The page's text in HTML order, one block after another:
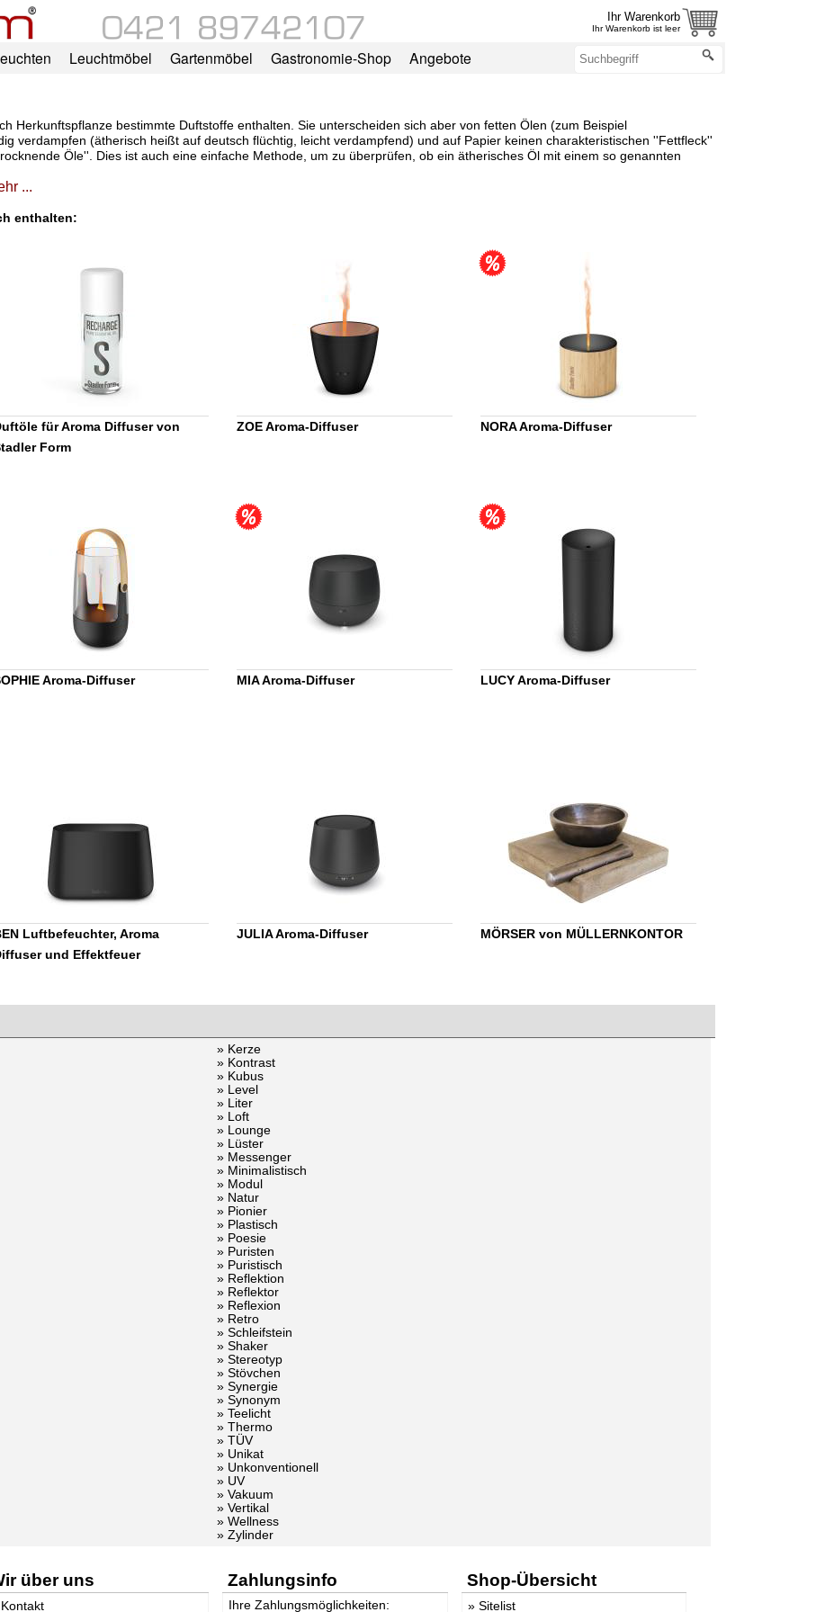
Ihr Warenkorb
Ihr Warenkorb ist leer
Leuchtmöbel Gartenmöbel Gastronomie-Shop Angebote
Herkunftspflanze bestimmte Duftstoffe enthalten. Sie unterscheiden sich aber von fetten Ölen (zum Beispiel
verdampfen (ätherisch heißt auf deutsch flüchtig, leicht verdampfend) und auf Papier keinen charakteristischen ''Fettfleck''
Öle''. Dies ist auch eine einfache Methode, um zu überprüfen, ob ein ätherisches Öl mit einem so genannten
...
enthalten:
für Aroma Diffuser von
Form
ZOE Aroma-Diffuser NORA Aroma-Diffuser
Aroma-Diffuser MIA Aroma-Diffuser LUCY Aroma-Diffuser
Luftbefeuchter, Aroma
und Effektfeuer
JULIA Aroma-Diffuser MÖRSER von MÜLLERNKONTOR
» Kerze
» Kontrast
» Kubus
» Level
» Liter
» Loft
» Lounge
» Lüster
» Messenger
» Minimalistisch
» Modul
» Natur
» Pionier
» Plastisch
» Poesie
» Puristen
» Puristisch
» Reflektion
» Reflektor
» Reflexion
» Retro
» Schleifstein
» Shaker
» Stereotyp
» Stövchen
» Synergie
» Synonym
» Teelicht
» Thermo
» TÜV
» Unikat
» Unkonventionell
» UV
» Vakuum
» Vertikal
» Wellness
» Zylinder
über uns
Kontakt
Zahlungsinfo
Ihre Zahlungsmöglichkeiten:
Shop-Übersicht
» Sitelist